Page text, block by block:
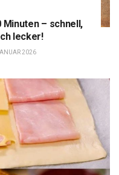
– schnell,
lecker!
2026